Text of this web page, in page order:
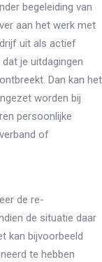
begeleiding van
aan het werk met
uit als actief
je uitdagingen
Dan kan het
worden bij
persoonlijke
of
de re-
de situatie daar
kan bijvoorbeeld
te hebben